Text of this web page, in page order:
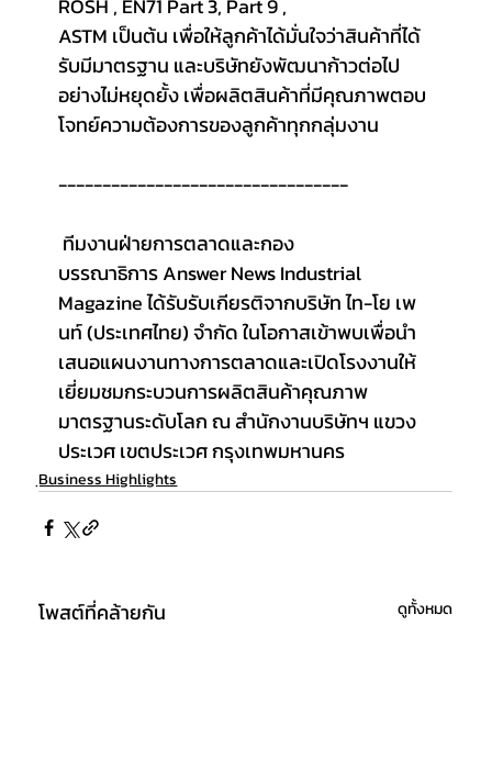
ASTM เป็นต้น เพื่อให้ลูกค้าได้มั่นใจว่าสินค้าที่ได้
รับมีมาตรฐาน และบริษัทยังพัฒนาก้าวต่อไป
อย่างไม่หยุดยั้ง เพื่อผลิตสินค้าที่มีคุณภาพตอบ
โจทย์ความต้องการของลูกค้าทุกกลุ่มงาน
---------------------------------
ทีมงานฝ่ายการตลาดและกอง
บรรณาธิการ Answer News Industrial
Magazine ได้รับรับเกียรติจากบริษัท ไท-โย เพ
นท์ (ประเทศไทย) จำกัด ในโอกาสเข้าพบเพื่อนำ
เสนอแผนงานทางการตลาดและเปิดโรงงานให้
เยี่ยมชมกระบวนการผลิตสินค้าคุณภาพ
มาตรฐานระดับโลก ณ สำนักงานบริษัทฯ แขวง
ประเวศ เขตประเวศ กรุงเทพมหานคร
ฺBusiness Highlights
โพสต์ที่คล้ายกัน ดูทั้งหมด